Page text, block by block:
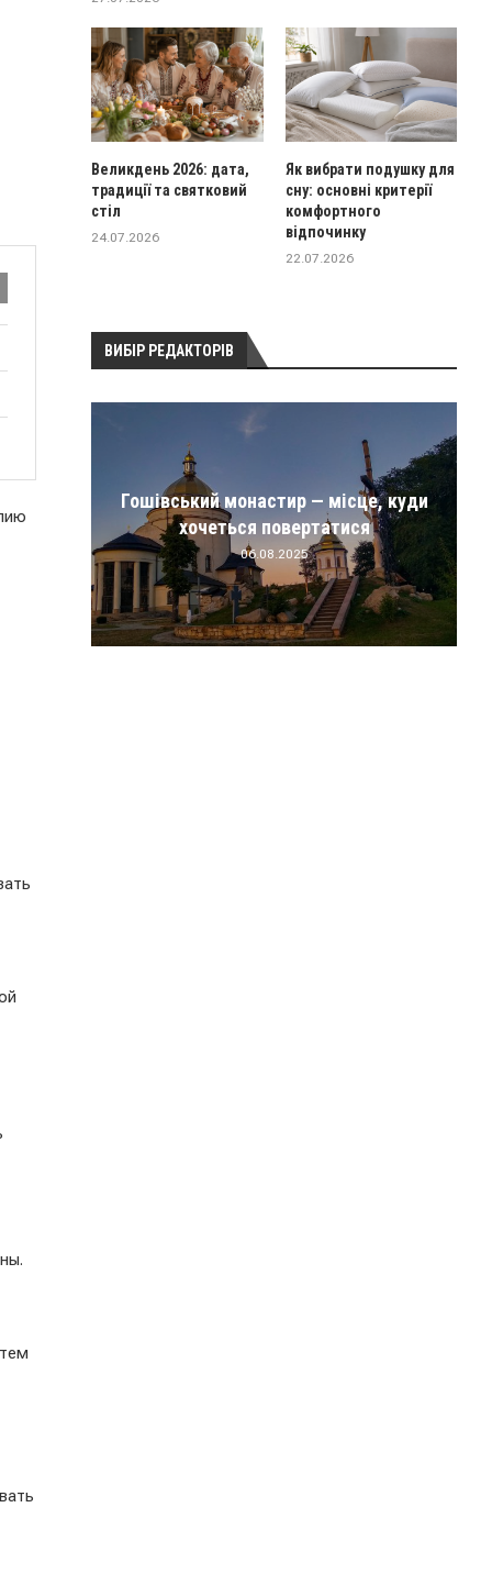
Великдень 2026: дата,
традиції та святковий
стіл
24.07.2026
Як вибрати подушку для
сну: основні критерії
комфортного
відпочинку
22.07.2026
ВИБІР РЕДАКТОРІВ
Гошівський монастир — місце, куди
хочеться повертатися
06.08.2025